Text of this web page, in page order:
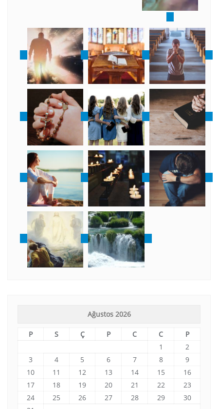
Ağustos 2026
P S Ç P C C
P
1
2
3
4 5 6 7 8
9
10
11 12 13 14 15
16
17
18 19 20 21 22
23
24
25 26 27 28 29
30